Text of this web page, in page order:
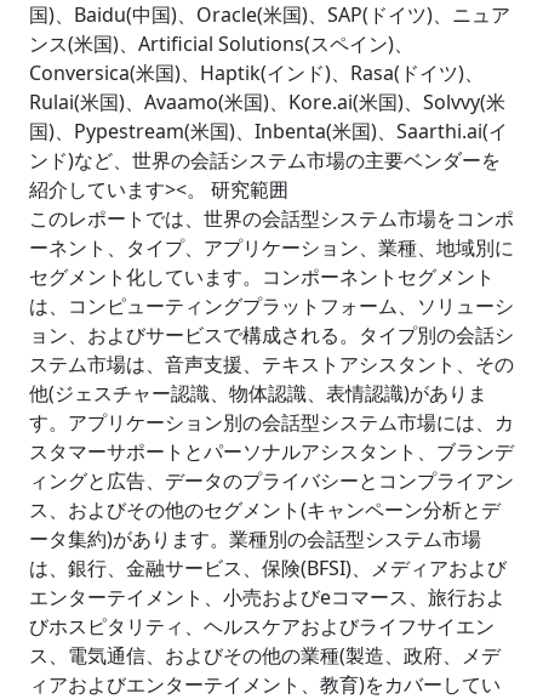
国)、Baidu(中国)、Oracle(米国)、SAP(ドイツ)、ニュア
ンス(米国)、Artificial Solutions(スペイン)、
Conversica(米国)、Haptik(インド)、Rasa(ドイツ)、
Rulai(米国)、Avaamo(米国)、Kore.ai(米国)、Solvvy(米
国)、Pypestream(米国)、Inbenta(米国)、Saarthi.ai(イ
ンド)など、世界の会話システム市場の主要ベンダーを
紹介しています><。 研究範囲
このレポートでは、世界の会話型システム市場をコンポ
ーネント、タイプ、アプリケーション、業種、地域別に
セグメント化しています。コンポーネントセグメント
は、コンピューティングプラットフォーム、ソリューシ
ョン、およびサービスで構成される。タイプ別の会話シ
ステム市場は、音声支援、テキストアシスタント、その
他(ジェスチャー認識、物体認識、表情認識)がありま
す。アプリケーション別の会話型システム市場には、カ
スタマーサポートとパーソナルアシスタント、ブランデ
ィングと広告、データのプライバシーとコンプライアン
ス、およびその他のセグメント(キャンペーン分析とデ
ータ集約)があります。業種別の会話型システム市場
は、銀行、金融サービス、保険(BFSI)、メディアおよび
エンターテイメント、小売およびeコマース、旅行およ
びホスピタリティ、ヘルスケアおよびライフサイエン
ス、電気通信、およびその他の業種(製造、政府、メデ
ィアおよびエンターテイメント、教育)をカバーしてい